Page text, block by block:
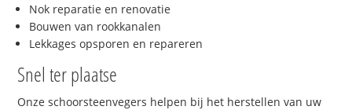
Nok reparatie en renovatie
Bouwen van rookkanalen
Lekkages opsporen en repareren
Snel ter plaatse
Onze schoorsteenvegers helpen bij het herstellen van uw